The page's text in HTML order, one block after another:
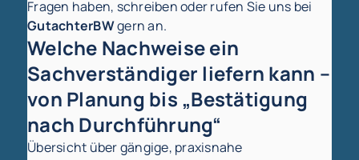
Fragen haben, schreiben oder rufen Sie uns bei
GutachterBWgern an.
Welche Nachweise ein
Sachverständiger liefern kann –
von Planung bis „Bestätigung
nach Durchführung“
Übersicht über gängige, praxisnahe